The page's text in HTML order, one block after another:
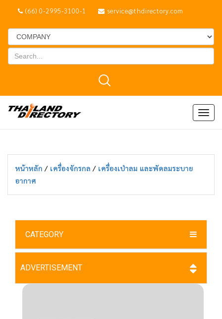
(66) 0-2995-3100-1 service@thdirectory.com
หน้าหลัก / เครื่องจักรกล / เครื่องเป่าลม และพัดลมระบาย
อากาศ
CATEGORY
ADVERTISEMENT